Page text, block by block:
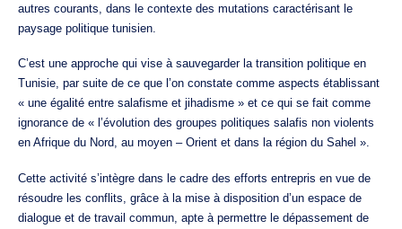
autres courants, dans le contexte des mutations caractérisant le
paysage politique tunisien.
C’est une approche qui vise à sauvegarder la transition politique en
Tunisie, par suite de ce que l’on constate comme aspects établissant
« une égalité entre salafisme et jihadisme » et ce qui se fait comme
ignorance de « l’évolution des groupes politiques salafis non violents
en Afrique du Nord, au moyen – Orient et dans la région du Sahel ».
Cette activité s’intègre dans le cadre des efforts entrepris en vue de
résoudre les conflits, grâce à la mise à disposition d’un espace de
dialogue et de travail commun, apte à permettre le dépassement de